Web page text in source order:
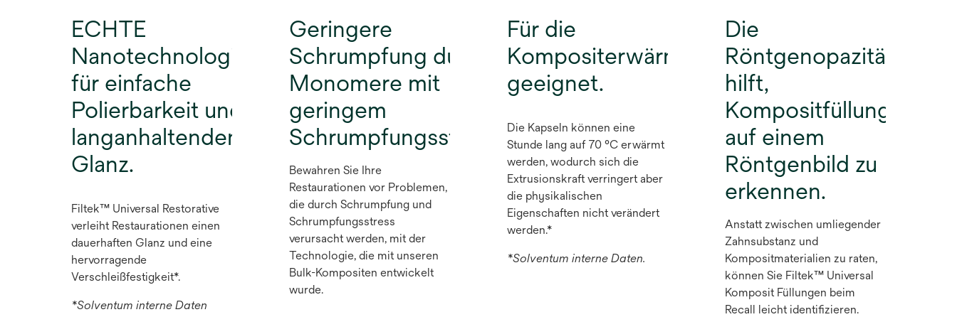
ECHTE
Nanotechnologie
für einfache
Polierbarkeit und
langanhaltenden
Glanz.
Filtek™ Universal Restorative
verleiht Restaurationen einen
dauerhaften Glanz und eine
hervorragende
Verschleißfestigkeit*.
*Solventum interne Daten
Geringere
Schrumpfung durch
Monomere mit
geringem
Schrumpfungsstress.
Bewahren Sie Ihre
Restaurationen vor Problemen,
die durch Schrumpfung und
Schrumpfungsstress
verursacht werden, mit der
Technologie, die mit unseren
Bulk-Kompositen entwickelt
wurde.
Für die
Kompositerwärmung
geeignet.
Die Kapseln können eine
Stunde lang auf 70 °C erwärmt
werden, wodurch sich die
Extrusionskraft verringert aber
die physikalischen
Eigenschaften nicht verändert
werden.*
*Solventum interne Daten.
Die
Röntgenopazität
hilft,
Kompositfüllungen
auf einem
Röntgenbild zu
erkennen.
Anstatt zwischen umliegender
Zahnsubstanz und
Kompositmaterialien zu raten,
können Sie Filtek™ Universal
Komposit Füllungen beim
Recall leicht identifizieren.